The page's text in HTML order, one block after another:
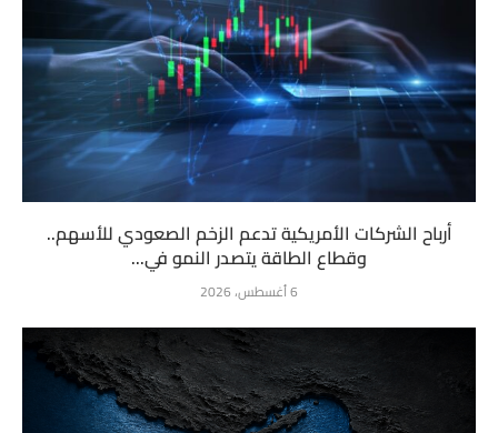
أرباح الشركات الأمريكية تدعم الزخم الصعودي للأسهم..
وقطاع الطاقة يتصدر النمو في...
6 أغسطس، 2026